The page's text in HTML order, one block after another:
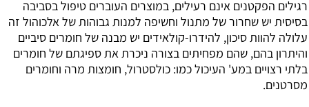
רגילים הפקטנים אינם רעילים, במוצרים העוברים טיפול בסביבה
בסיסית יש שחרור של מתנול וחשיפה למנות גבוהות של אלכוהול זה
עלולה להוות סיכון, להידרו-קולאידים יש מבנה של חומרים סיביים
והיתרון בהם, שהם מפחיתים בצורה ניכרת את ספיגתם של חומרים
בלתי רצויים במע' העיכול כמו: כולסטרול, חומצות מרה וחומרים
מסרטנים.